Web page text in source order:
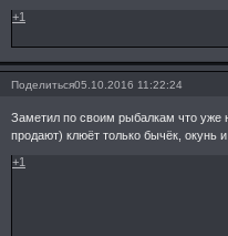
+1
Поделиться05.10.2016 11:22:24
Заметил по своим рыбалкам что уже
продают) клюёт только бычёк, окунь
+1